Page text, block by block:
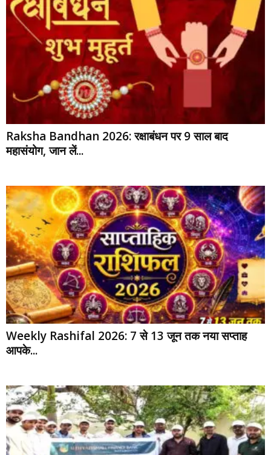
Raksha Bandhan 2026: रक्षाबंधन पर 9 साल बाद
महासंयोग, जान लें...
Weekly Rashifal 2026: 7 से 13 जून तक नया सप्ताह
आपके...